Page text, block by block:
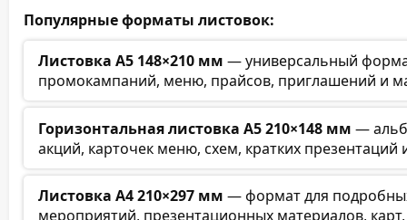
Популярные форматы листовок:
Листовка А5 148×210 мм — универсальный
промокампаний, меню, прайсов, приглашений и
Горизонтальная листовка А5 210×148 мм —
акций, карточек меню, схем, кратких
Листовка А4 210×297 мм — формат для
мероприятий, презентационных материалов,